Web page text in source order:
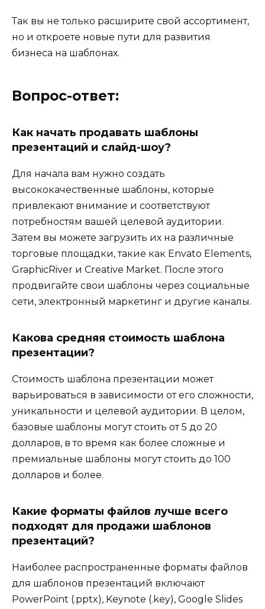
Так вы не только расширите свой ассортимент,
но и откроете новые пути для развития
бизнеса на шаблонах.
Вопрос-ответ:
Как начать продавать шаблоны
презентаций и слайд-шоу?
Для начала вам нужно создать
высококачественные шаблоны, которые
привлекают внимание и соответствуют
потребностям вашей целевой аудитории.
Затем вы можете загрузить их на различные
торговые площадки, такие как Envato Elements,
GraphicRiver и Creative Market. После этого
продвигайте свои шаблоны через социальные
сети, электронный маркетинг и другие каналы.
Какова средняя стоимость шаблона
презентации?
Стоимость шаблона презентации может
варьироваться в зависимости от его сложности,
уникальности и целевой аудитории. В целом,
базовые шаблоны могут стоить от 5 до 20
долларов, в то время как более сложные и
премиальные шаблоны могут стоить до 100
долларов и более.
Какие форматы файлов лучше всего
подходят для продажи шаблонов
презентаций?
Наиболее распространенные форматы файлов
для шаблонов презентаций включают
PowerPoint (.pptx), Keynote (.key), Google Slides